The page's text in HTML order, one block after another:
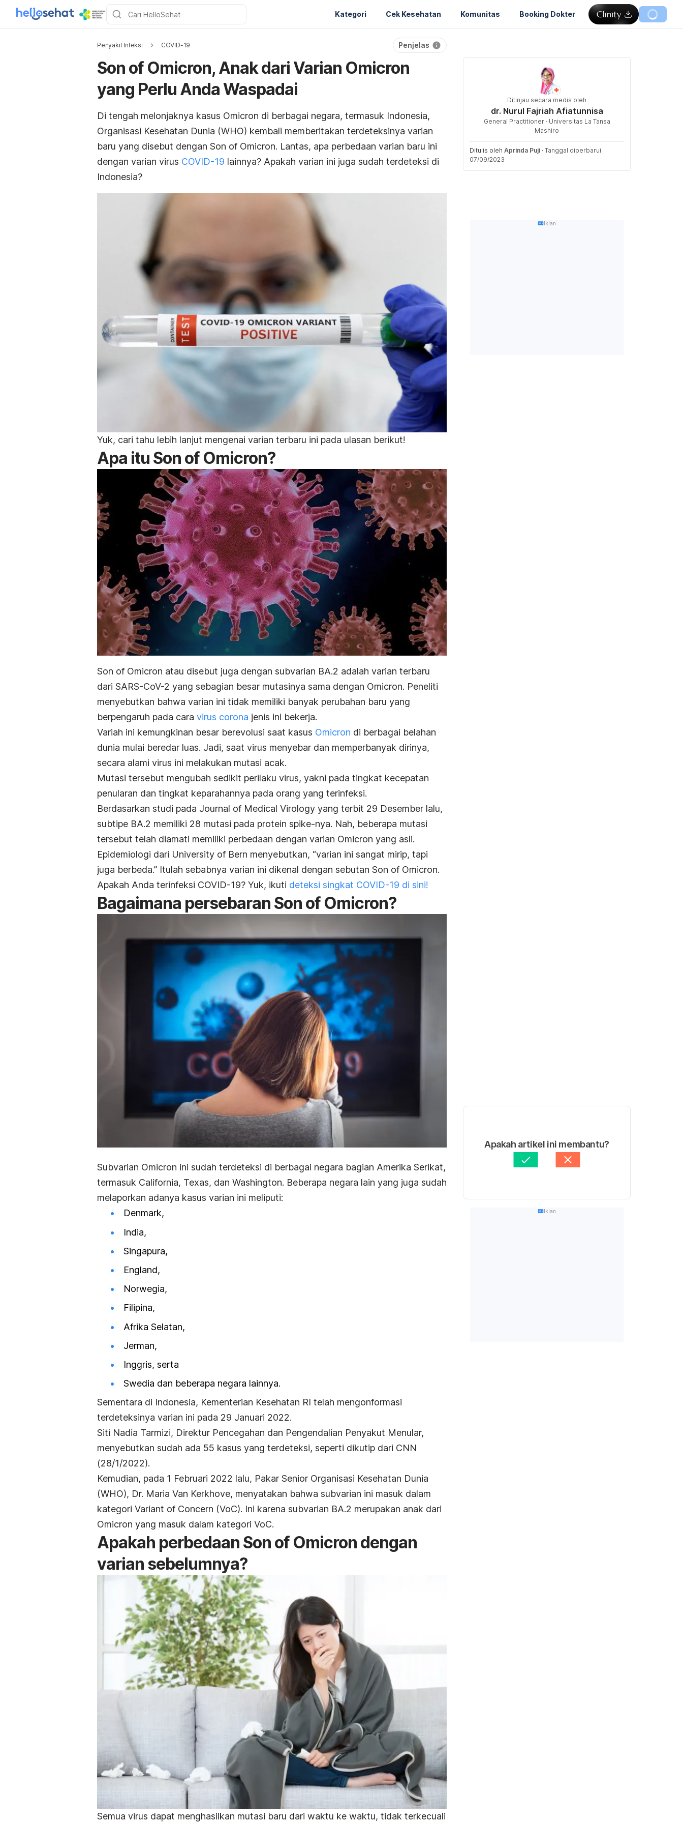
Kategori Cek Kesehatan Komunitas Booking Dokter
Penyakit Infeksi COVID-19 Penjelas
Son of Omicron, Anak dari Varian Omicron
yang Perlu Anda Waspadai
Di tengah melonjaknya kasus Omicron di berbagai negara, termasuk Indonesia,
Organisasi Kesehatan Dunia (WHO) kembali memberitakan terdeteksinya varian
baru yang disebut dengan Son of Omicron. Lantas, apa perbedaan varian baru ini
dengan varian virus COVID-19 lainnya? Apakah varian ini juga sudah terdeteksi di
Indonesia?
Yuk, cari tahu lebih lanjut mengenai varian terbaru ini pada ulasan berikut!
Apa itu Son of Omicron?
Son of Omicron atau disebut juga dengan subvarian BA.2 adalah varian terbaru
dari SARS-CoV-2 yang sebagian besar mutasinya sama dengan Omicron. Peneliti
menyebutkan bahwa varian ini tidak memiliki banyak perubahan baru yang
berpengaruh pada cara virus corona jenis ini bekerja.
Variah ini kemungkinan besar berevolusi saat kasus Omicron di berbagai belahan
dunia mulai beredar luas. Jadi, saat virus menyebar dan memperbanyak dirinya,
secara alami virus ini melakukan mutasi acak.
Mutasi tersebut mengubah sedikit perilaku virus, yakni pada tingkat kecepatan
penularan dan tingkat keparahannya pada orang yang terinfeksi.
Berdasarkan studi pada Journal of Medical Virology yang terbit 29 Desember lalu,
subtipe BA.2 memiliki 28 mutasi pada protein spike-nya. Nah, beberapa mutasi
tersebut telah diamati memiliki perbedaan dengan varian Omicron yang asli.
Epidemiologi dari University of Bern menyebutkan, “varian ini sangat mirip, tapi
juga berbeda.” Itulah sebabnya varian ini dikenal dengan sebutan Son of Omicron.
Apakah Anda terinfeksi COVID-19? Yuk, ikuti deteksi singkat COVID-19 di sini!
Bagaimana persebaran Son of Omicron?
Subvarian Omicron ini sudah terdeteksi di berbagai negara bagian Amerika Serikat,
termasuk California, Texas, dan Washington. Beberapa negara lain yang juga sudah
melaporkan adanya kasus varian ini meliputi:
Denmark,
India,
Singapura,
England,
Norwegia,
Filipina,
Afrika Selatan,
Jerman,
Inggris, serta
Swedia dan beberapa negara lainnya.
Sementara di Indonesia, Kementerian Kesehatan RI telah mengonformasi
terdeteksinya varian ini pada 29 Januari 2022.
Siti Nadia Tarmizi, Direktur Pencegahan dan Pengendalian Penyakut Menular,
menyebutkan sudah ada 55 kasus yang terdeteksi, seperti dikutip dari CNN
(28/1/2022).
Kemudian, pada 1 Februari 2022 lalu, Pakar Senior Organisasi Kesehatan Dunia
(WHO), Dr. Maria Van Kerkhove, menyatakan bahwa subvarian ini masuk dalam
kategori Variant of Concern (VoC). Ini karena subvarian BA.2 merupakan anak dari
Omicron yang masuk dalam kategori VoC.
Apakah perbedaan Son of Omicron dengan
varian sebelumnya?
Semua virus dapat menghasilkan mutasi baru dari waktu ke waktu, tidak terkecuali
Ditinjau secara medis oleh
dr. Nurul Fajriah Afiatunnisa
General Practitioner · Universitas La Tansa
Mashiro
Ditulis oleh Aprinda Puji · Tanggal diperbarui
07/09/2023
Iklan
Apakah artikel ini membantu?
Iklan